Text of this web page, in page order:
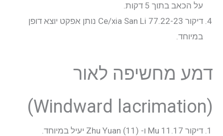
על הכאב בתוך 5 דקות.
דיקור 77.22-23 Ce/xia San Li נותן אפקט יוצא דופן
במיוחד.
דמע מחשיפה לאור
(Windward lacrimation)
דיקור 11.17 Mu ו- Zhu Yuan (11) יעיל במיוחד.